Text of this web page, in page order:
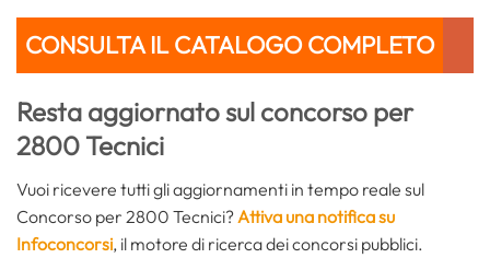
CONSULTA IL CATALOGO COMPLETO
Resta aggiornato sul concorso per
2800 Tecnici
Vuoi ricevere tutti gli aggiornamenti in tempo reale sul
Concorso per 2800 Tecnici? Attiva una notifica su
Infoconcorsi, il motore di ricerca dei concorsi pubblici.